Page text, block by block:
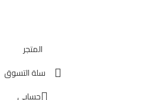
المتجر
سلة التسوق
حسابي